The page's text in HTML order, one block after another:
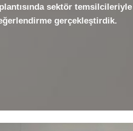
sektör
gerçekleştirdik.